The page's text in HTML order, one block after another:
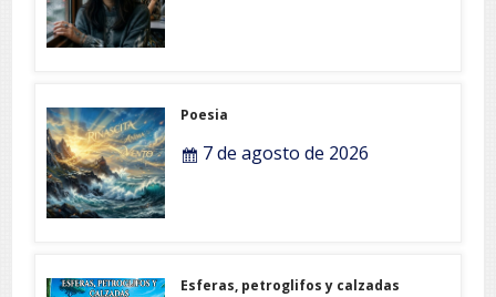
Poesia
7 de agosto de 2026
Esferas, petroglifos y calzadas